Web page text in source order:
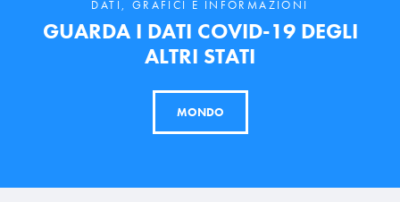
DATI, GRAFICI E INFORMAZIONI
GUARDA I DATI COVID-19 DEGLI
ALTRI STATI
MONDO